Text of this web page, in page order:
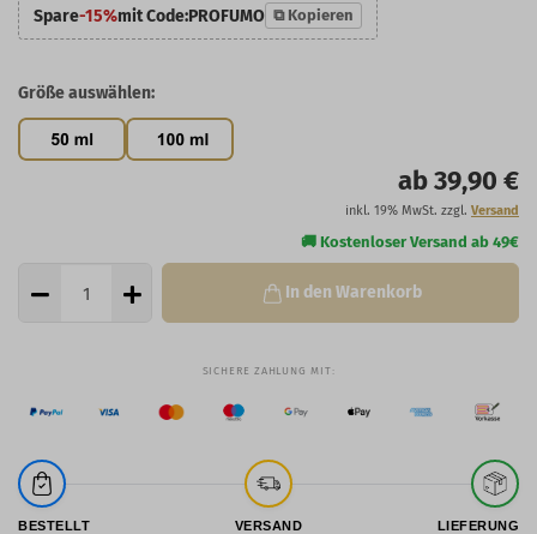
Spare-15%mit Code:PROFUMO ⧉ Kopieren
Größe auswählen:
ab 39,90 €
inkl. 19% MwSt. zzgl. Versand
In den Warenkorb
BESTELLT
VERSAND
LIEFERUNG